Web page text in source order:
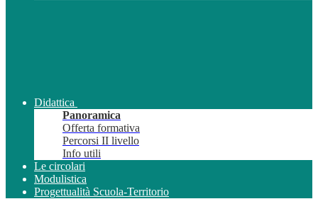
Didattica
Panoramica
Offerta formativa
Percorsi II livello
Info utili
Le circolari
Modulistica
Progettualità Scuola-Territorio